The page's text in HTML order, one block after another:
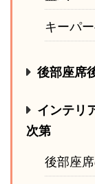
キーパ
後部座席
インテリ
次第
後部座